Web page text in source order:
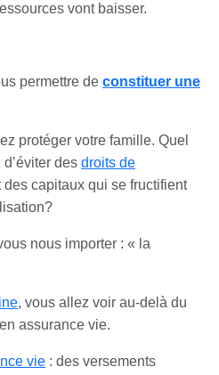
vont baisser.
permettre de constituer une
protéger votre famille. Quel
des droits de
des capitaux qui se fructifient
nous importer : « la
, vous allez voir au-delà du
assurance vie.
vie : des versements